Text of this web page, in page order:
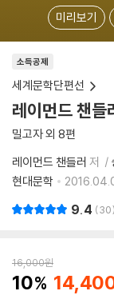
미리보기
소득공제
세계문학단편선
레이먼드 챈들
밀고자 외 8편
레이먼드 챈들러 저
현대문학
9.4 30
16,000원
10